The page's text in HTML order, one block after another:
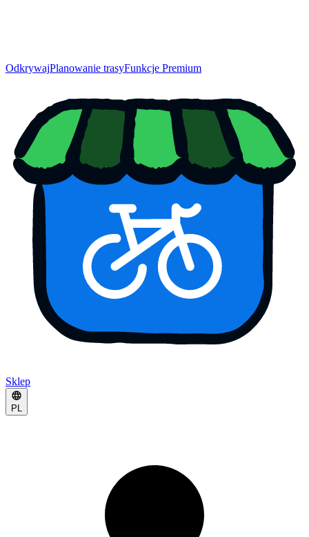
OdkrywajPlanowanie trasyFunkcje Premium
Sklep
PL